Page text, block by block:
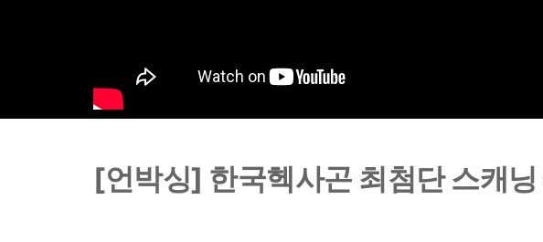
[언박싱] 한국헥사곤 최첨단 스캐